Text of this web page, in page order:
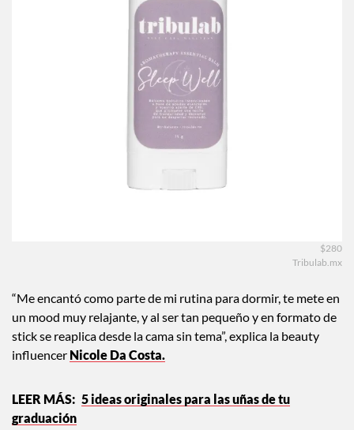
$280
Tribulab.mx
“Me encantó como parte de mi rutina para dormir, te mete en
un mood muy relajante, y al ser tan pequeño y en formato de
stick se reaplica desde la cama sin tema”, explica la beauty
influencer Nicole Da Costa.
5 ideas originales para las uñas de tu
graduación